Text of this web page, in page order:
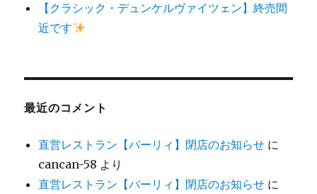
【クラシック・デュンケルヴァイツェン】終売間
近です
最近のコメント
直営レストラン【バーリィ】閉店のお知らせ に
cancan-58 より
直営レストラン【バーリィ】閉店のお知らせ に